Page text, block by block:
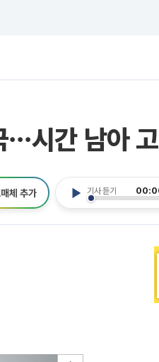
⋯시간 남아
기사 듣기
체 추가